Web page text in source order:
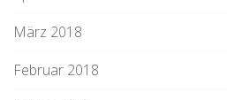
März 2018
Februar 2018